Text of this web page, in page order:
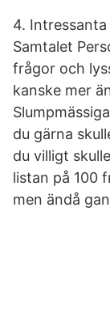
4.
Samtalet
frågor och
kanske mer
du gärna
du villigt
listan på 100
men ändå